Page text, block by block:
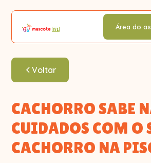
Área do
Voltar
CACHORRO SABE
CUIDADOS COM O
CACHORRO NA